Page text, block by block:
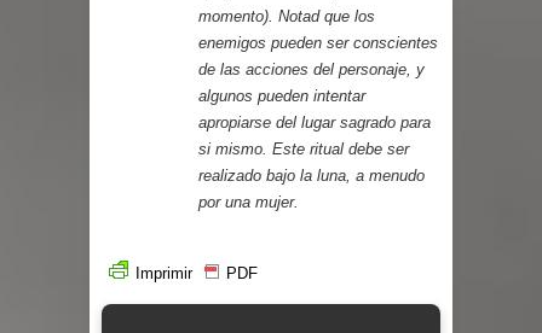
momento). Notad que los
enemigos pueden ser conscientes
de las acciones del personaje, y
algunos pueden intentar
apropiarse del lugar sagrado para
si mismo. Este ritual debe ser
realizado bajo la luna, a menudo
por una mujer.
Imprimir PDF